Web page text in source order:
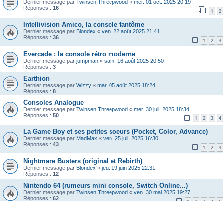
Dernier message par Twinsen Threepwood « mer. 01 oct. 2025 20:19
Réponses : 16 1 2
Intellivision Amico, la console fantôme
Dernier message par Blondex « ven. 22 août 2025 21:41
Réponses : 36 1 2 3
Evercade : la console rétro moderne
Dernier message par jumpman « sam. 16 août 2025 20:50
Réponses : 3
Earthion
Dernier message par Wizzy « mar. 05 août 2025 18:24
Réponses : 8
Consoles Analogue
Dernier message par Twinsen Threepwood « mer. 30 juil. 2025 18:34
Réponses : 50 1 2 3 4
La Game Boy et ses petites soeurs (Pocket, Color, Advance)
Dernier message par MadMax « ven. 25 juil. 2025 16:30
Réponses : 43 1 2 3
Nightmare Busters (original et Rebirth)
Dernier message par Blondex « jeu. 19 juin 2025 22:31
Réponses : 12
Nintendo 64 (rumeurs mini console, Switch Online...)
Dernier message par Twinsen Threepwood « ven. 30 mai 2025 19:27
Réponses : 62